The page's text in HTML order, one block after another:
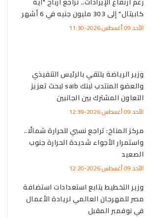
كابيتال" إلى 303 مليون جنيه في 6 أشهر
الأحد 09 أغسطس 2026-11:30
وزير الرياضة يلتقي بالرئيس التنفيذي
والعضو المنتدب لبنك saib لبحث تعزيز
التعاون المشترك بين الجانبين
الأحد 09 أغسطس 2026-12:39
مركز المناخ: تراجع نسبي للحرارة شمالًا..
واستمرار الأجواء شديدة الحرارة جنوب
الصعيد
الأحد 09 أغسطس 2026-12:20
وزير التخطيط يتابع استعدادات استضافة
مصر للمهرجان العالمي لريادة الأعمال
في نوفمبر المقبل